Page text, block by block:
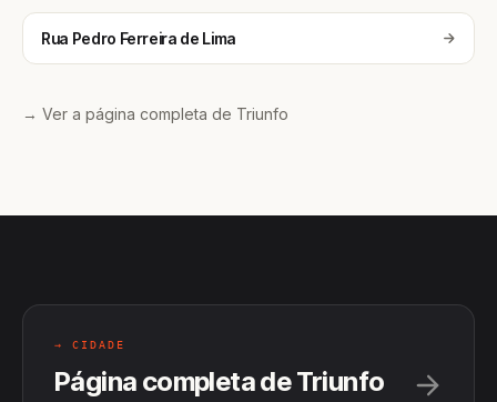
Rua Pedro Ferreira de Lima
→ Ver a página completa de Triunfo
→ CIDADE
Página completa de Triunfo